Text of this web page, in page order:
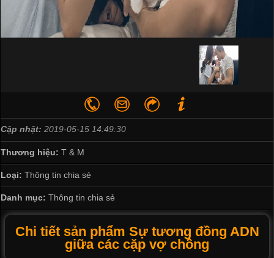
Cập nhật: 2019-05-15 14:49:30
Thương hiệu: T & M
Loại: Thông tin chia sẻ
Danh mục: Thông tin chia sẻ
Chi tiết sản phẩm Sự tương đồng ADN
giữa các cặp vợ chồng